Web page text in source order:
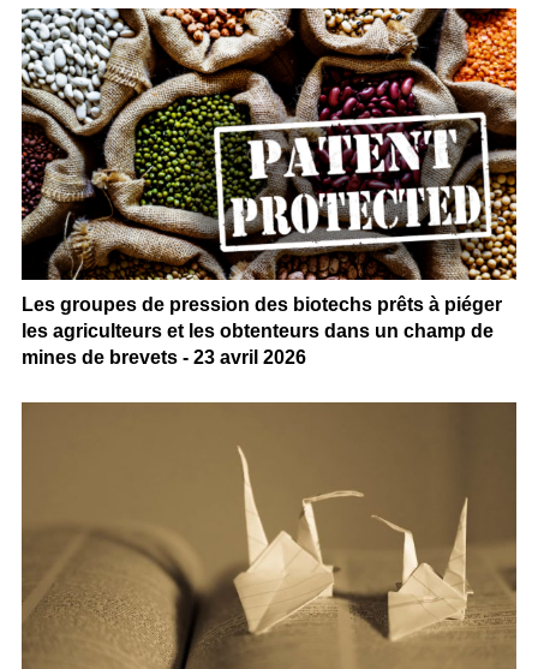
Les groupes de pression des biotechs prêts à piéger
les agriculteurs et les obtenteurs dans un champ de
mines de brevets - 23 avril 2026